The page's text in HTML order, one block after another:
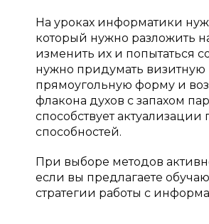
На уроках информатики
который нужно разложить
изменить их и попытаться
нужно придумать
прямоугольную форму и
флакона духов с запахом
способствует
способностей.
При выборе методов
если вы предлагаете
стратегии работы с